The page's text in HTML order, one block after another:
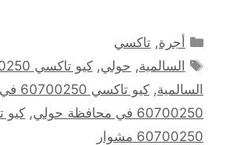
التصنيفات
أجرة,تاكسي
الوسوم
السالمية, حولي,
السالمية, كيو تاكسي 60700250 في حولي
60700250 في محافظة حولي
, كيو
60700250 مشوار